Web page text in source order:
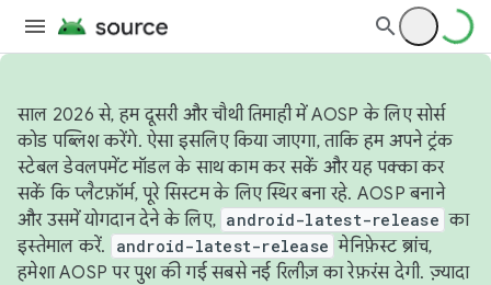
साल 2026 से, हम दूसरी और चौथी तिमाही में AOSP के लिए सोर्स
कोड पब्लिश करेंगे. ऐसा इसलिए किया जाएगा, ताकि हम अपने ट्रंक
स्टेबल डेवलपमेंट मॉडल के साथ काम कर सकें और यह पक्का कर
सकें कि प्लैटफ़ॉर्म, पूरे सिस्टम के लिए स्थिर बना रहे. AOSP बनाने
और उसमें योगदान देने के लिए, android-latest-release का
इस्तेमाल करें.
android-latest-release मेनिफ़ेस्ट ब्रांच,
हमेशा AOSP पर पुश की गई सबसे नई रिलीज़ का रेफ़रंस देगी. ज़्यादा